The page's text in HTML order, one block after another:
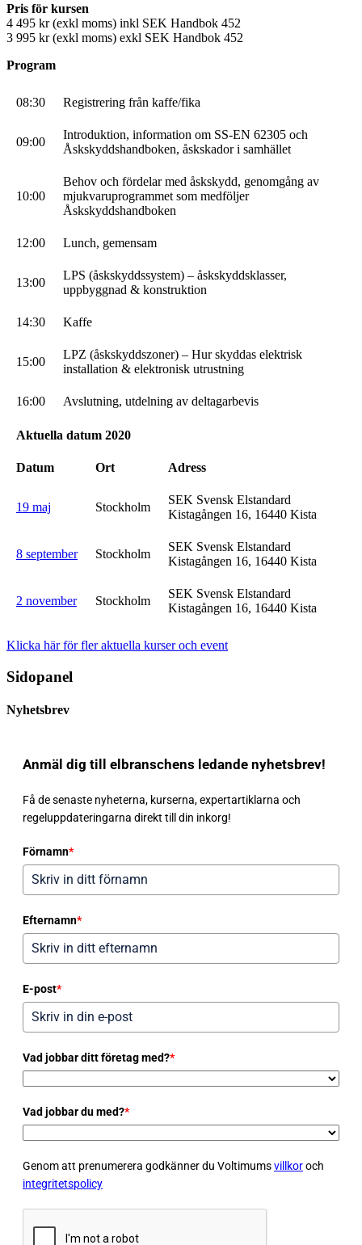
Pris för kursen
4 495 kr (exkl moms) inkl SEK Handbok 452
3 995 kr (exkl moms) exkl SEK Handbok 452
Program
08:30 Registrering från kaffe/fika
09:00
Introduktion, information om SS-EN 62305 och
Åskskyddshandboken, åskskador i samhället
10:00
Behov och fördelar med åskskydd, genomgång av
mjukvaruprogrammet som medföljer
Åskskyddshandboken
12:00 Lunch, gemensam
13:00
LPS (åskskyddssystem) – åskskyddsklasser,
uppbyggnad & konstruktion
14:30 Kaffe
15:00
LPZ (åskskyddszoner) – Hur skyddas elektrisk
installation & elektronisk utrustning
16:00 Avslutning, utdelning av deltagarbevis
Aktuella datum 2020
Datum Ort Adress
19 maj Stockholm
SEK Svensk Elstandard
Kistagången 16, 16440 Kista
8 september Stockholm
SEK Svensk Elstandard
Kistagången 16, 16440 Kista
2 november Stockholm
SEK Svensk Elstandard
Kistagången 16, 16440 Kista
Klicka här för fler aktuella kurser och event
Sidopanel
Nyhetsbrev
Anmäl dig till elbranschens ledande nyhetsbrev!
Få de senaste nyheterna, kurserna, expertartiklarna och
regeluppdateringarna direkt till din inkorg!
Förnamn*
Efternamn*
E-post*
Vad jobbar ditt företag med?*
Vad jobbar du med?*
Genom att prenumerera godkänner du Voltimumsvillkoroch
integritetspolicy